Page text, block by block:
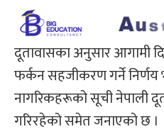
दूतावासका अनुसार आगामी
फर्कन सहजीकरण गर्ने
नागरिकहरूको सूची नेपाली
गरिरहेको समेत जनाएको छ ।